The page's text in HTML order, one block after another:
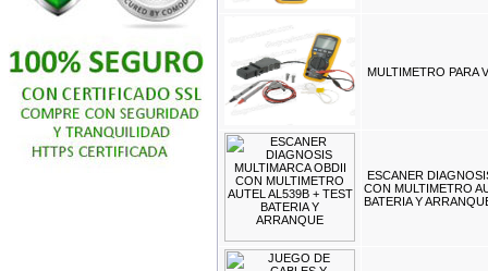
MULTIMETRO PARA
ESCANER
CON MULTIMETRO
BATERIA Y